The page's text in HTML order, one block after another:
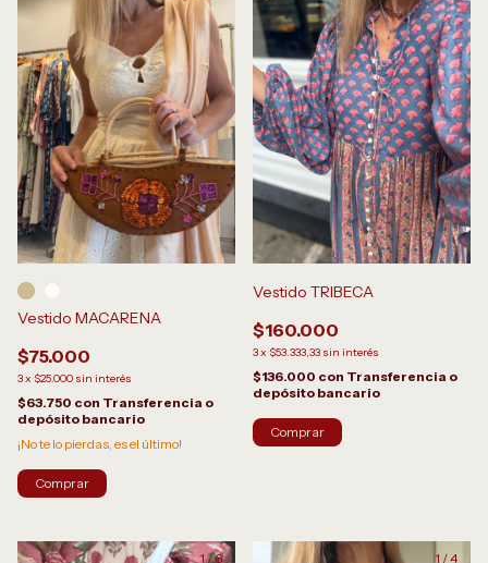
Vestido MACARENA
$75.000
3x $25.000 sin interés
$63.750 con Transferencia o
depósito bancario
¡No te lo pierdas, es el último!
Comprar
Vestido TRIBECA
$160.000
3x $53.333,33 sin interés
$136.000 con Transferencia o
depósito bancario
1/6 1 /4